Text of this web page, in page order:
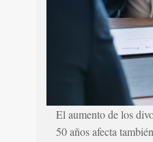
El aumento de los
50 años afecta